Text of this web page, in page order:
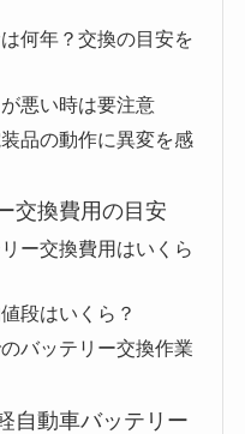
何年？交換の目安を
悪い時は要注意
品の動作に異変を感
交換費用の目安
ー交換費用はいくら
段はいくら？
バッテリー交換作業
自動車バッテリー